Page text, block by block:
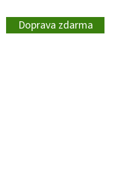
Doprava zdarma